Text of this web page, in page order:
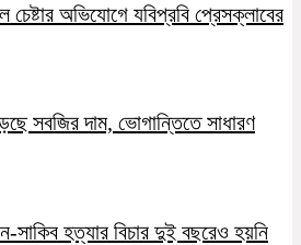
চেষ্টার অভিযোগে যবিপ্রবি প্রেসক্লাবের
সবজির দাম, ভোগান্তিতে সাধারণ
সাকিব হত্যার বিচার দুই বছরেও হয়নি